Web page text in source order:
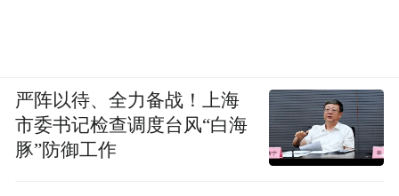
严阵以待、全力备战！上海
市委书记检查调度台风“白海
豚”防御工作